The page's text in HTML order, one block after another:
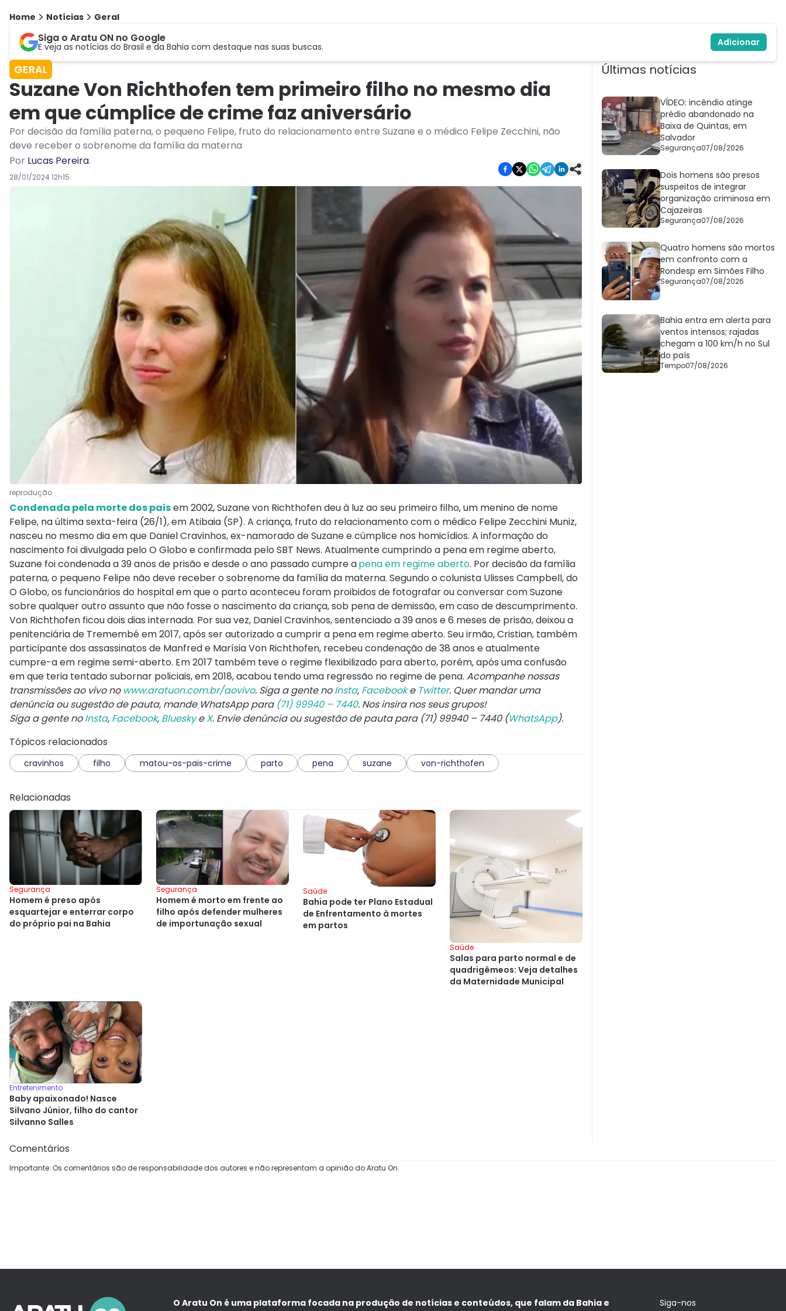
Home Notícias Geral
Siga o Aratu ON no Google
E veja as notícias do Brasil e da Bahia com destaque nas suas buscas. Adicionar
GERAL
Suzane Von Richthofen tem primeiro filho no mesmo dia
em que cúmplice de crime faz aniversário
Por decisão da família paterna, o pequeno Felipe, fruto do relacionamento entre Suzane e o médico Felipe Zecchini, não
deve receber o sobrenome da família da materna
Por Lucas Pereira.
28/01/2024 12h15
reprodução
Condenada pela morte dos paisem 2002, Suzane von Richthofen deu à luz ao seu primeiro filho, um menino de nome
Felipe, na última sexta-feira (26/1), em Atibaia (SP). A criança, fruto do relacionamento com o médico Felipe Zecchini Muniz,
nasceu no mesmo dia em que Daniel Cravinhos, ex-namorado de Suzane e cúmplice nos homicídios. A informação do
nascimento foi divulgada pelo O Globo e confirmada pelo SBT News. Atualmente cumprindo a pena em regime aberto,
Suzane foi condenada a 39 anos de prisão e desde o ano passado cumpre apena em regime aberto. Por decisão da família
paterna, o pequeno Felipe não deve receber o sobrenome da família da materna. Segundo o colunista Ulisses Campbell, do
O Globo, os funcionários do hospital em que o parto aconteceu foram proibidos de fotografar ou conversar com Suzane
sobre qualquer outro assunto que não fosse o nascimento da criança, sob pena de demissão, em caso de descumprimento.
Von Richthofen ficou dois dias internada. Por sua vez, Daniel Cravinhos, sentenciado a 39 anos e 6 meses de prisão, deixou a
penitenciária de Tremembé em 2017, após ser autorizado a cumprir a pena em regime aberto. Seu irmão, Cristian, também
participante dos assassinatos de Manfred e Marísia Von Richthofen, recebeu condenação de 38 anos e atualmente
cumpre-a em regime semi-aberto. Em 2017 também teve o regime flexibilizado para aberto, porém, após uma confusão
em que teria tentado subornar policiais, em 2018, acabou tendo uma regressão no regime de pena. Acompanhe nossas
transmissões ao vivo no www.aratuon.com.br/aovivo. Siga a gente noInsta, Facebooke Twitter. Quer mandar uma
denúncia ou sugestão de pauta, mande WhatsApp para (71) 99940 – 7440. Nos insira nos seus grupos!
Siga a gente noInsta, Facebook, BlueskyeX. Envie denúncia ou sugestão de pauta para (71) 99940 – 7440 (WhatsApp).
Tópicos relacionados
cravinhos filho matou-os-pais-crime parto pena suzane von-richthofen
Relacionadas
Segurança
Homem é preso após
esquartejar e enterrar corpo
do próprio pai na Bahia
Segurança
Homem é morto em frente ao
filho após defender mulheres
de importunação sexual
Saúde
Bahia pode ter Plano Estadual
de Enfrentamento à mortes
em partos
Saúde
Salas para parto normal e de
quadrigêmeos: Veja detalhes
da Maternidade Municipal
Entretenimento
Baby apaixonado! Nasce
Silvano Júnior, filho do cantor
Silvanno Salles
Últimas notícias
VÍDEO: incêndio atinge
prédio abandonado na
Baixa de Quintas, em
Salvador
Segurança07/08/2026
Dois homens são presos
suspeitos de integrar
organização criminosa em
Cajazeiras
Segurança07/08/2026
Quatro homens são mortos
em confronto com a
Rondesp em Simões Filho
Segurança07/08/2026
Bahia entra em alerta para
ventos intensos; rajadas
chegam a 100 km/h no Sul
do país
Tempo07/08/2026
Comentários
Importante: Os comentários são de responsabilidade dos autores e não representam a opinião do Aratu On.
O Aratu On é uma plataforma focada na produção de notícias e conteúdos, que falam da Bahia e
Siga-nos